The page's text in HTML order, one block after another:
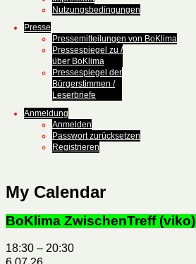
Nutzungsbedingungen
Presse
Pressemitteilungen von BoKlima
Pressespiegel zu /
über BoKlima
Pressespiegel der
Bürgerstimmen /
Leserbriefe
Anmeldung
Anmelden
Passwort zurücksetzen
Registrieren
My Calendar
BoKlima ZwischenTreff (viko)
18:30 – 20:30